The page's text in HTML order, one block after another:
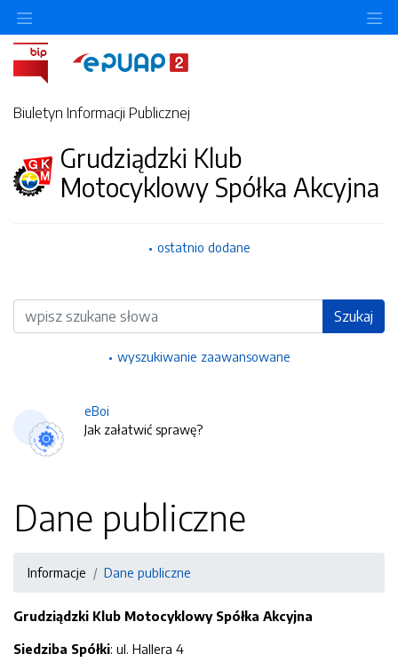
Biuletyn Informacji Publicznej
Grudziądzki Klub
Motocyklowy Spółka Akcyjna
ostatnio dodane
Wyszukiwarka Szukaj
wyszukiwanie zaawansowane
eBoi
Jak załatwić sprawę?
Dane publiczne
Informacje Dane publiczne
Grudziądzki Klub Motocyklowy Spółka Akcyjna
Siedziba Spółki: ul. Hallera 4